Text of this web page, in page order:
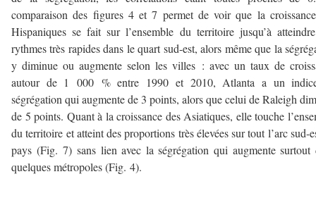
comparaison des figures 4 et 7 permet de voir que la
Hispaniques se fait sur l’ensemble du territoire jusqu’à
rythmes très rapides dans le quart sud-est, alors même que la
y diminue ou augmente selon les villes : avec un taux de
autour de 1 000 % entre 1990 et 2010, Atlanta a un
ségrégation qui augmente de 3 points, alors que celui de Raleigh
de 5 points. Quant à la croissance des Asiatiques, elle touche
du territoire et atteint des proportions très élevées sur tout l’arc sud-
pays (Fig. 7) sans lien avec la ségrégation qui augmente surtout
quelques métropoles (Fig. 4).